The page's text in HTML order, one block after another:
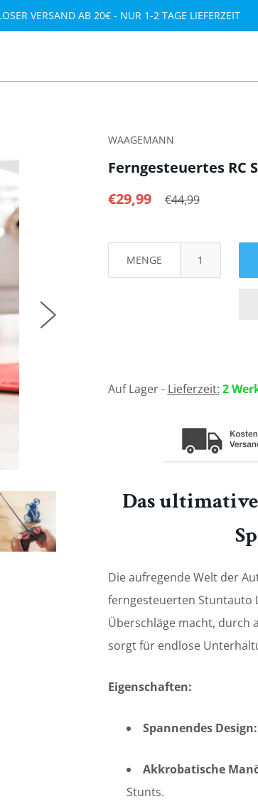
VERSAND AB 20€ - NUR 1-2 TAGE LIEFERZEIT
WAAGEMANN
Ferngesteuertes RC
€29,99
€44,99
MENGE
Auf Lager - Lieferzeit: 2
Das
Die aufregende Welt der
ferngesteuerten Stuntauto
Überschläge macht, durch
sorgt für endlose
Eigenschaften:
Spannendes Design:
Akkrobatische
Stunts.